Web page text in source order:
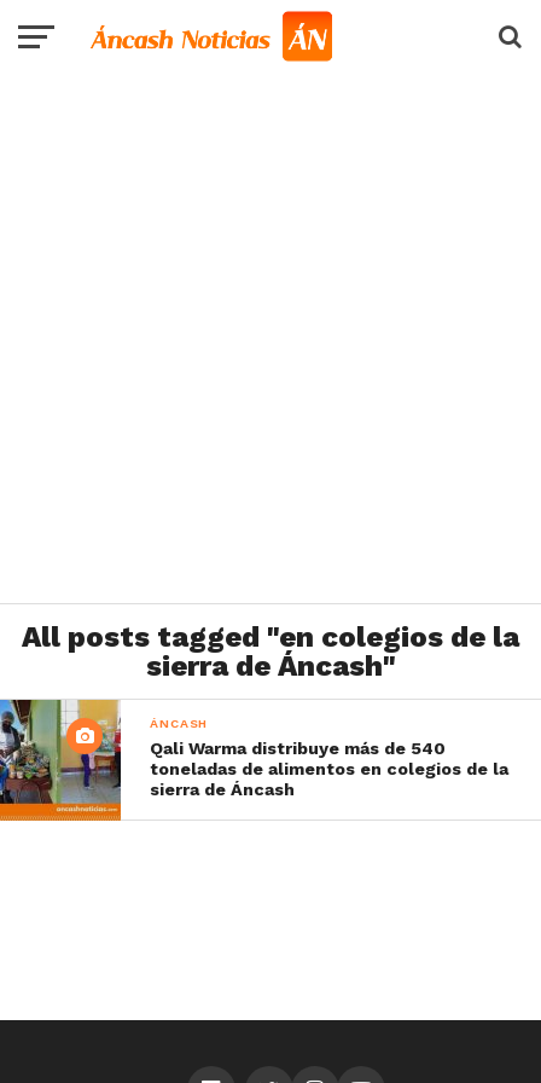
All posts tagged "en colegios de la
sierra de Áncash"
ÁNCASH
Qali Warma distribuye más de 540
toneladas de alimentos en colegios de la
sierra de Áncash